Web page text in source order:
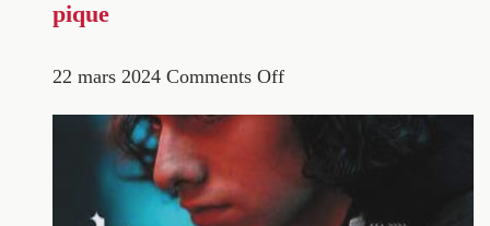
pique
22 mars 2024 Comments Off